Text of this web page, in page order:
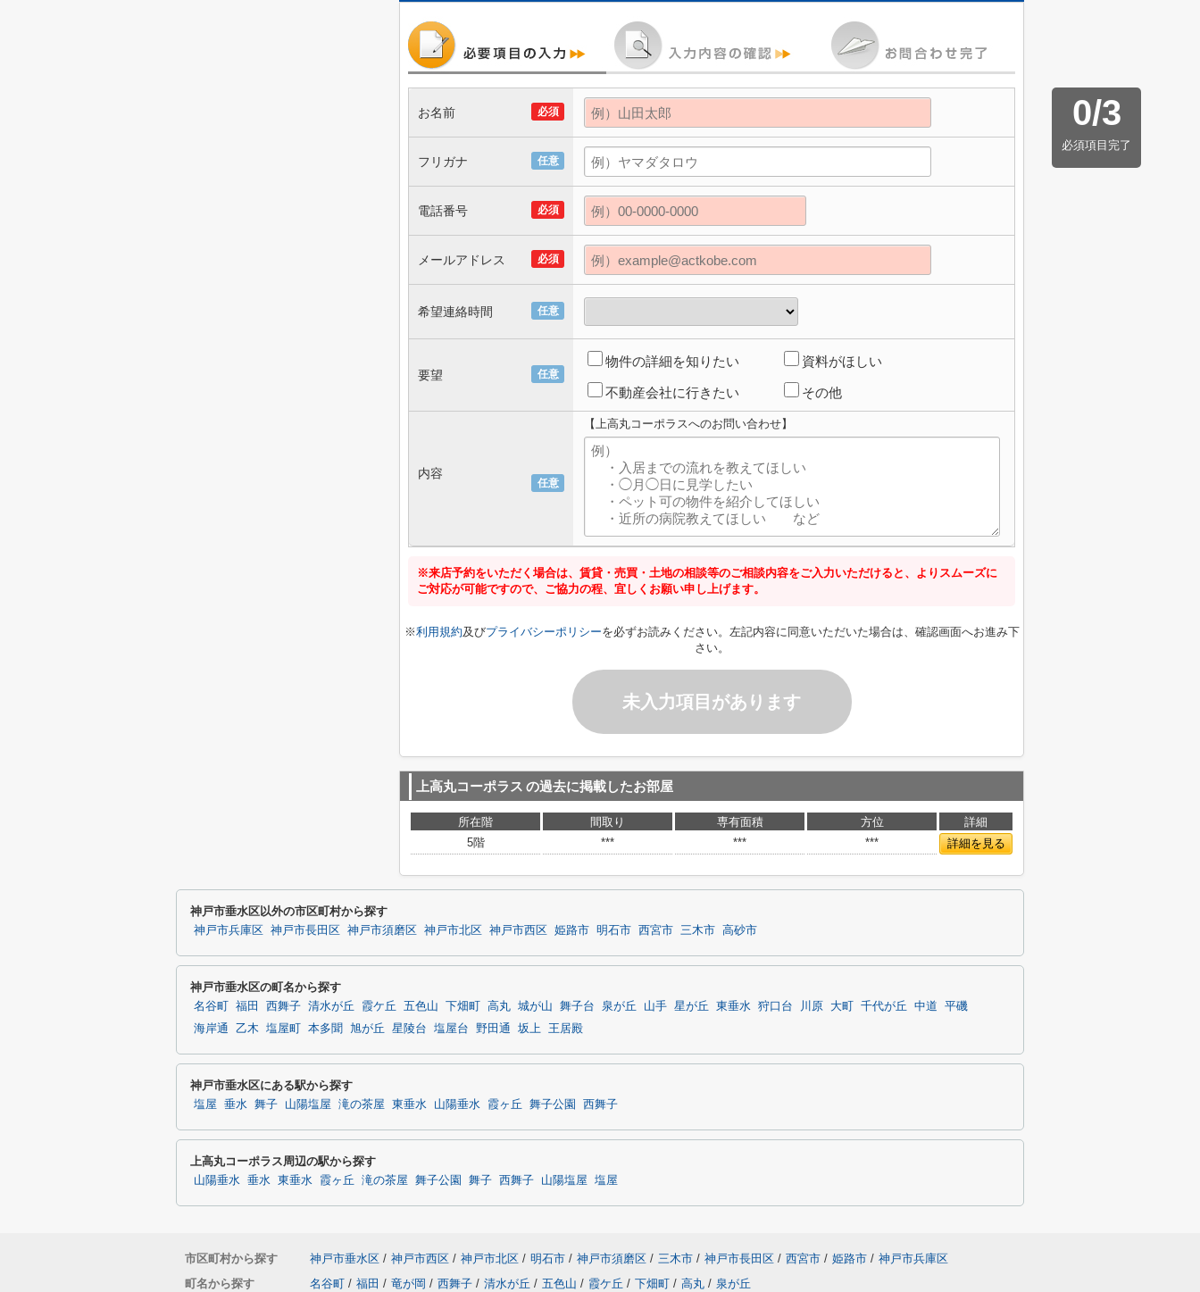
0/3
必須項目完了
必須
お名前
任意
フリガナ
必須
電話番号
必須
メールアドレス
任意
希望連絡時間
任意
要望
物件の詳細を知りたい 資料がほしい
不動産会社に行きたい その他
任意
内容
【上高丸コーポラスへのお問い合わせ】
※来店予約をいただく場合は、賃貸・売買・土地の相談等のご相談内容をご入力いただけると、よりスムーズに
ご対応が可能ですので、ご協力の程、宜しくお願い申し上げます。
※利用規約及びプライバシーポリシーを必ずお読みください。左記内容に同意いただいた場合は、確認画面へお進み下
さい。
未入力項目があります
上高丸コーポラス の過去に掲載したお部屋
所在階 間取り 専有面積 方位
詳細
5階
*** *** *** 詳細を見る
神戸市垂水区以外の市区町村から探す
神戸市兵庫区 神戸市長田区 神戸市須磨区 神戸市北区 神戸市西区 姫路市 明石市 西宮市 三木市 高砂市
神戸市垂水区の町名から探す
名谷町 福田 西舞子 清水が丘 霞ケ丘 五色山 下畑町 高丸 城が山 舞子台 泉が丘 山手 星が丘 東垂水 狩口台 川原 大町 千代が丘 中道
平磯
海岸通
乙木 塩屋町 本多聞 旭が丘 星陵台 塩屋台 野田通 坂上 王居殿
神戸市垂水区にある駅から探す
塩屋 垂水 舞子 山陽塩屋 滝の茶屋 東垂水 山陽垂水 霞ヶ丘 舞子公園 西舞子
上高丸コーポラス周辺の駅から探す
山陽垂水 垂水 東垂水 霞ヶ丘 滝の茶屋 舞子公園 舞子 西舞子 山陽塩屋 塩屋
市区町村から探す 神戸市垂水区 / 神戸市西区 / 神戸市北区 / 明石市 / 神戸市須磨区 / 三木市 / 神戸市長田区 / 西宮市 / 姫路市 / 神戸市兵庫区
町名から探す
名谷町 / 福田 / 竜が岡 / 西舞子 / 清水が丘 / 五色山 / 霞ケ丘 / 下畑町 / 高丸 / 泉が丘